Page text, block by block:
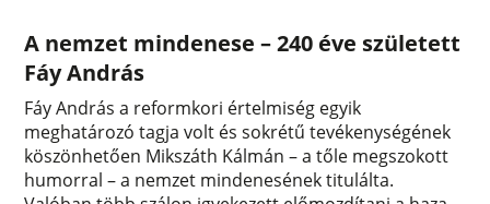
A nemzet mindenese – 240 éve született
Fáy András
Fáy András a reformkori értelmiség egyik
meghatározó tagja volt és sokrétű tevékenységének
köszönhetően Mikszáth Kálmán – a tőle megszokott
humorral – a nemzet mindenesének titulálta.